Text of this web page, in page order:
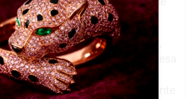
y Cantabria.
iniciaron a principios de 2020,
localizaron una empresa
en Madrid, pero con actividad
norte de España, concretamente